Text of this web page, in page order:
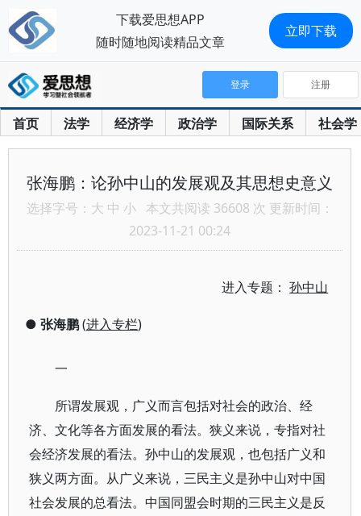
首页 法学 经济学 政治学 国际关系 社会学
登录 注册
张海鹏：论孙中山的发展观及其思想史意义
选择字号： 大 中 小 本文共阅读 36608 次 更新时间：
2023-11-21 00:24
进入专题：孙中山
● 张海鹏(进入专栏)
一
所谓发展观，广义而言包括对社会的政治、经
济、文化等各方面发展的看法。狭义来说，专指对社
会经济发展的看法。孙中山的发展观，也包括广义和
狭义两方面。从广义来说，三民主义是孙中山对中国
社会发展的总看法。中国同盟会时期的三民主义是反
下载爱思想APP
随时随地阅读精品文章
立即下载